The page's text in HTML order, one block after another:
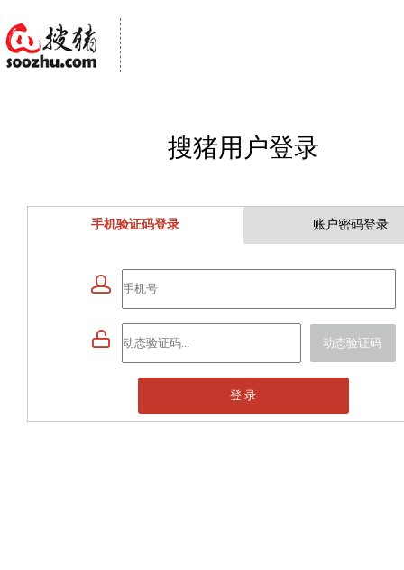
搜猪用户登录
手机验证码登录 账户密码登录

 动态验证码
登 录